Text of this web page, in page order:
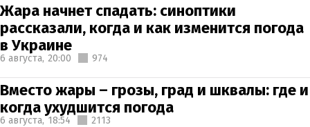
Жара начнет спадать: синоптики
рассказали, когда и как изменится погода
в Украине
6 августа, 20:00 974
Вместо жары – грозы, град и шквалы: где и
когда ухудшится погода
6 августа, 18:54 2113